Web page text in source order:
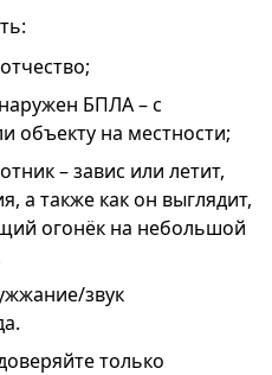
БПЛА – с
объекту на местности;
– завис или летит,
а также как он выглядит,
огонёк на небольшой
звук
только